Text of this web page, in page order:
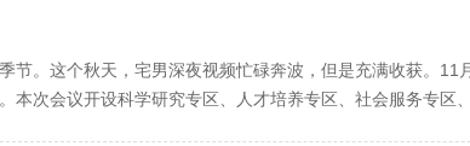
季节。这个秋天，宅男深夜视频忙碌奔波，但是充满收获。
次会议开设科学研究专区、人才培养专区、社会服务专区